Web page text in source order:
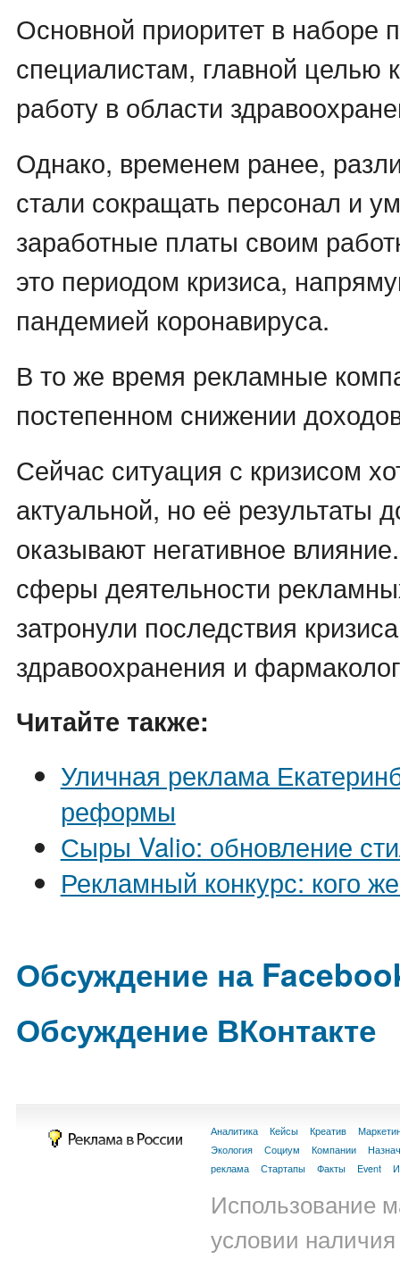
Основной приоритет в наборе
специалистам, главной целью
работу в области
Однако, временем ранее,
стали сокращать персонал и
заработные платы своим
это периодом кризиса,
пандемией коронавируса.
В то же время рекламные
постепенном снижении
Сейчас ситуация с кризисом
актуальной, но её результаты
оказывают негативное
сферы деятельности
затронули последствия
здравоохранения и
Читайте также:
Уличная реклама
реформы
Сыры Valio: обновление
Рекламный конкурс: кого
Обсуждение на
Обсуждение ВКонтакте
Аналитика Кейсы Креатив
Экология
Социум Компании
реклама
Стартапы Факты Event
Использование
условии